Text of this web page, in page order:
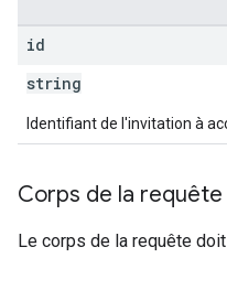
id
string
Identifiant de l'invitation à
Corps de la requête
Le corps de la requête